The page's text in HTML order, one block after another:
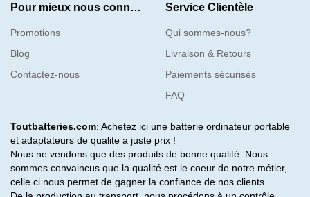
Pour mieux nous connaître
Promotions
Blog
Contactez-nous
Service Clientèle
Qui sommes-nous?
Livraison & Retours
Paiements sécurisés
FAQ
Toutbatteries.com: Achetez ici une batterie ordinateur portable
et adaptateurs de qualite a juste prix !
Nous ne vendons que des produits de bonne qualité. Nous
sommes convaincus que la qualité est le coeur de notre métier,
celle ci nous permet de gagner la confiance de nos clients.